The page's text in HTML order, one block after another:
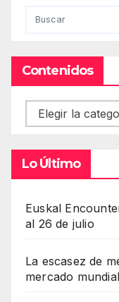
Contenidos
Contenidos
Lo Último
Euskal
al 26 de julio
La escasez de
mercado